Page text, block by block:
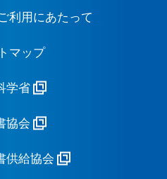
利用にあたって
マップ
学省
協会
供給協会